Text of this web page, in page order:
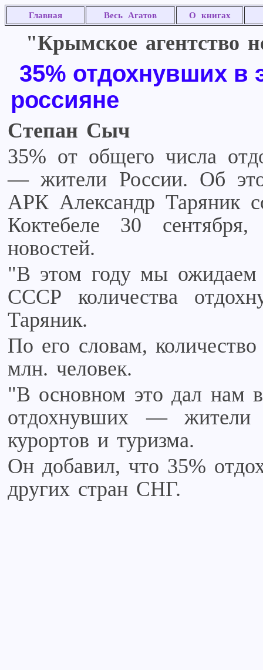
Главная Весь Агатов О книгах
"Крымское агентство
35% отдохнувших
россияне
Степан Сыч
35% от общего числа
— жители России. Об
АРК Александр Таряник
Коктебеле 30 сентября,
новостей.
"В этом году мы ожидаем
СССР количества
Таряник.
По его словам,
млн. человек.
"В основном это дал нам
отдохнувших —
курортов и туризма.
Он добавил, что 35%
других стран СНГ.